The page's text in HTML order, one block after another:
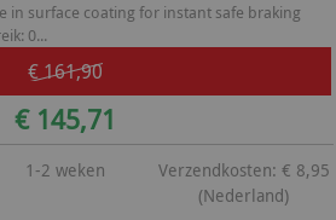
in surface coating for instant safe braking
0...
€ 161,90
€ 145,71
1-2 weken
Verzendkosten: € 8,95
(Nederland)